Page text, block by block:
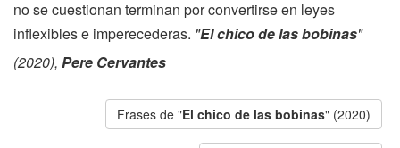
no se cuestionan terminan por convertirse en leyes
inflexibles e imperecederas. "El chico de las bobinas"
(2020), Pere Cervantes
Frases de "El chico de las bobinas" (2020)